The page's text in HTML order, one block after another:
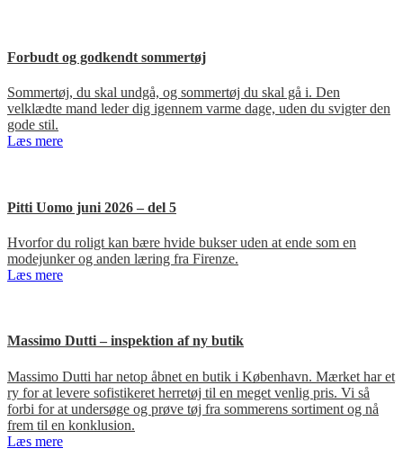
Forbudt og godkendt sommertøj
Sommertøj, du skal undgå, og sommertøj du skal gå i. Den
velklædte mand leder dig igennem varme dage, uden du svigter den
gode stil.
Læs mere
Pitti Uomo juni 2026 – del 5
Hvorfor du roligt kan bære hvide bukser uden at ende som en
modejunker og anden læring fra Firenze.
Læs mere
Massimo Dutti – inspektion af ny butik
Massimo Dutti har netop åbnet en butik i København. Mærket har et
ry for at levere sofistikeret herretøj til en meget venlig pris. Vi så
forbi for at undersøge og prøve tøj fra sommerens sortiment og nå
frem til en konklusion.
Læs mere